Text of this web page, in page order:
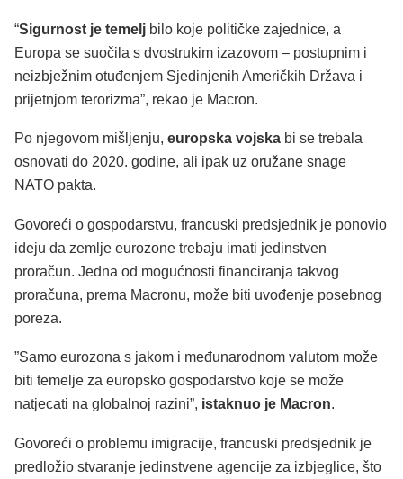
“Sigurnost je temelj bilo koje političke zajednice, a
Europa se suočila s dvostrukim izazovom – postupnim i
neizbježnim otuđenjem Sjedinjenih Američkih Država i
prijetnjom terorizma”, rekao je Macron.
Po njegovom mišljenju, europska vojska bi se trebala
osnovati do 2020. godine, ali ipak uz oružane snage
NATO pakta.
Govoreći o gospodarstvu, francuski predsjednik je ponovio
ideju da zemlje eurozone trebaju imati jedinstven
proračun. Jedna od mogućnosti financiranja takvog
proračuna, prema Macronu, može biti uvođenje posebnog
poreza.
”Samo eurozona s jakom i međunarodnom valutom može
biti temelje za europsko gospodarstvo koje se može
natjecati na globalnoj razini”, istaknuo je Macron.
Govoreći o problemu imigracije, francuski predsjednik je
predložio stvaranje jedinstvene agencije za izbjeglice, što